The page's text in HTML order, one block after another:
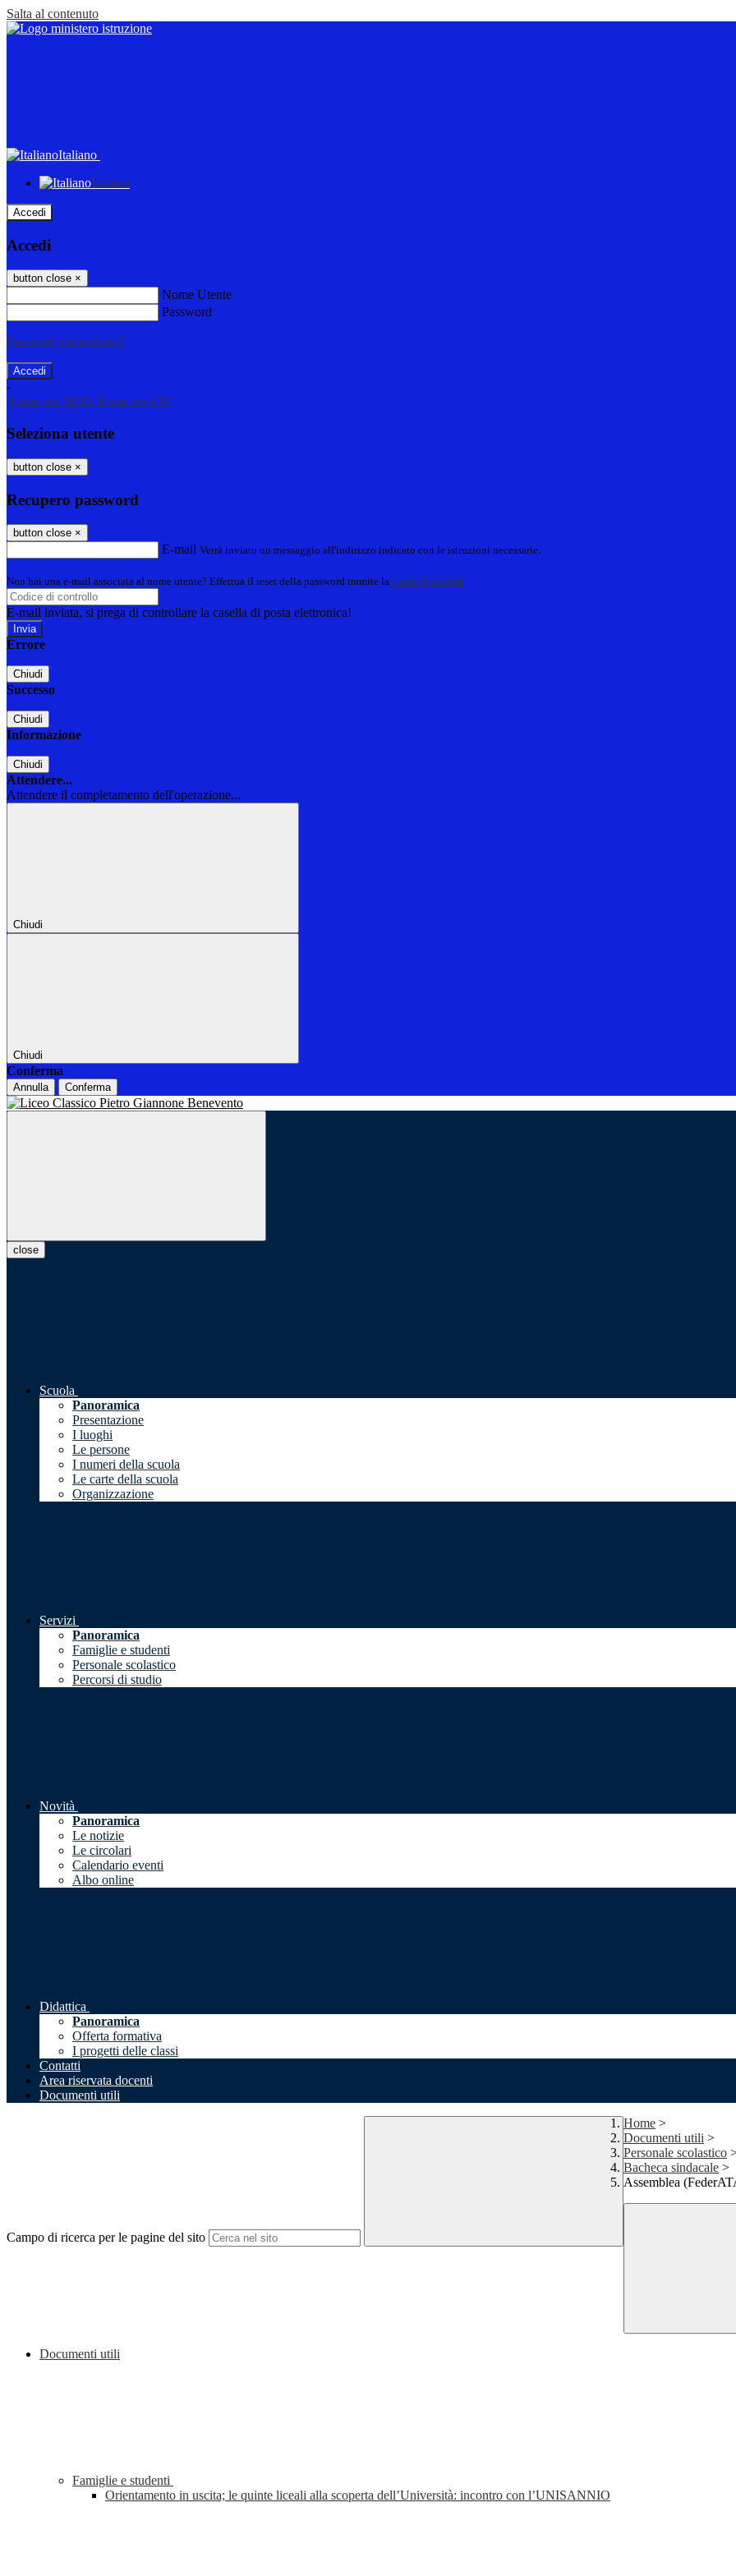
Salta al contenuto
Italiano
Italiano
Accedi
Accedi
button close ×
Nome Utente
Password
Password dimenticata?
-
Entra con SPID Entra con CIE
Seleziona utente
button close ×
Recupero password
button close ×
E-mail Verrà inviato un messaggio all'indirizzo indicato con le istruzioni necessarie.
Non hai una e-mail associata al nome utente? Effettua il reset della password tramite la Login Spaggiari
E-mail inviata, si prega di controllare la casella di posta elettronica!
Errore
Chiudi
Successo
Chiudi
Informazione
Chiudi
Attendere...
Attendere il completamento dell'operazione...
Chiudi
Chiudi
Conferma
Annulla Conferma
close
Scuola
Panoramica
Presentazione
I luoghi
Le persone
I numeri della scuola
Le carte della scuola
Organizzazione
Servizi
Panoramica
Famiglie e studenti
Personale scolastico
Percorsi di studio
Novità
Panoramica
Le notizie
Le circolari
Calendario eventi
Albo online
Didattica
Panoramica
Offerta formativa
I progetti delle classi
Contatti
Area riservata docenti
Documenti utili
Campo di ricerca per le pagine del sito
Home >
Documenti utili >
Personale scolastico
Bacheca sindacale >
Assemblea
Documenti utili
Famiglie e studenti
Orientamento in uscita; le quinte liceali alla scoperta dell’Università: incontro con l’UNISANNIO